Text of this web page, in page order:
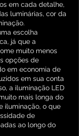
em cada detalhe,
luminárias, cor da
escolha
já que a
muito menos
opções de
em economia de
em sua conta
a iluminação LED
mais longa do
iluminação, o que
de
ao longo do